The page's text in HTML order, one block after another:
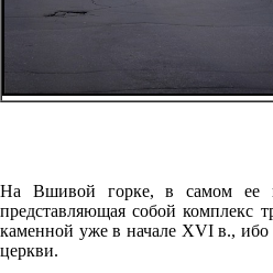
На Вшивой горке, в самом ее
представляющая собой
каменной уже в начале XVI в., ибо
церкви.